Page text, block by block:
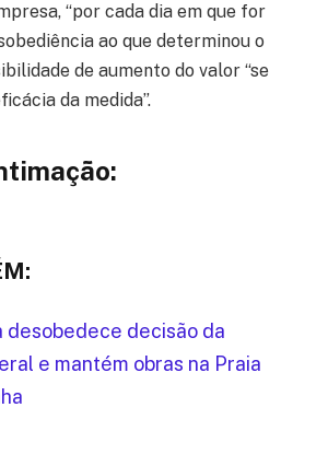
“por cada dia em que for
ao que determinou o
de aumento do valor “se
da medida”.
desobedece decisão da
e mantém obras na Praia